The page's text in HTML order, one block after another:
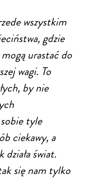
wszystkim
gdzie
urastać do
wagi. To
by nie
tyle
ciekawy, a
świat.
się nam tylko